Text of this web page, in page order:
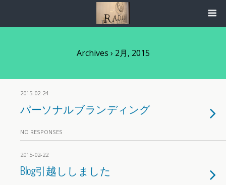
Archives › 2月, 2015
2015-02-24
パーソナルブランディング
NO RESPONSES
2015-02-22
Blog引越ししました